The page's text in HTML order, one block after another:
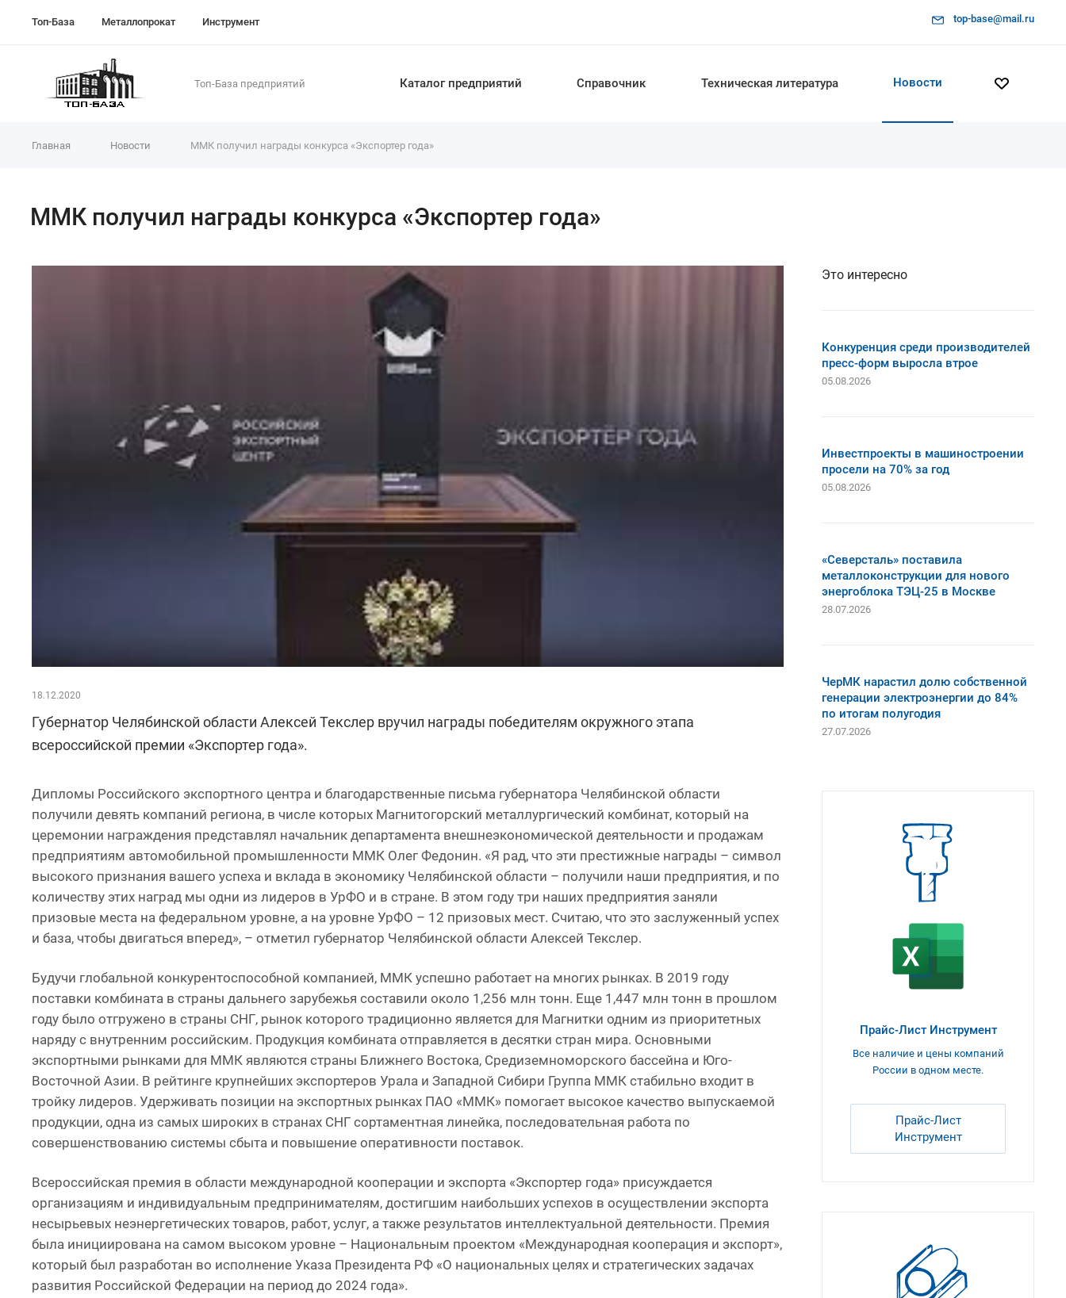
Топ-База Металлопрокат Инструмент top-base@mail.ru
Топ-База предприятий Каталог предприятий Справочник Техническая литература Новости
Главная Новости ММК получил награды конкурса «Экспортер года»
ММК получил награды конкурса «Экспортер года»
18.12.2020
Губернатор Челябинской области Алексей Текслер вручил награды победителям окружного этапа
всероссийской премии «Экспортер года».
Дипломы Российского экспортного центра и благодарственные письма губернатора Челябинской области
получили девять компаний региона, в числе которых Магнитогорский металлургический комбинат, который на
церемонии награждения представлял начальник департамента внешнеэкономической деятельности и продажам
предприятиям автомобильной промышленности ММК Олег Федонин. «Я рад, что эти престижные награды – символ
высокого признания вашего успеха и вклада в экономику Челябинской области – получили наши предприятия, и по
количеству этих наград мы одни из лидеров в УрФО и в стране. В этом году три наших предприятия заняли
призовые места на федеральном уровне, а на уровне УрФО – 12 призовых мест. Считаю, что это заслуженный успех
и база, чтобы двигаться вперед», – отметил губернатор Челябинской области Алексей Текслер.
Будучи глобальной конкурентоспособной компанией, ММК успешно работает на многих рынках. В 2019 году
поставки комбината в страны дальнего зарубежья составили около 1,256 млн тонн. Еще 1,447 млн тонн в прошлом
году было отгружено в страны СНГ, рынок которого традиционно является для Магнитки одним из приоритетных
наряду с внутренним российским. Продукция комбината отправляется в десятки стран мира. Основными
экспортными рынками для ММК являются страны Ближнего Востока, Средиземноморского бассейна и Юго-
Восточной Азии. В рейтинге крупнейших экспортеров Урала и Западной Сибири Группа ММК стабильно входит в
тройку лидеров. Удерживать позиции на экспортных рынках ПАО «ММК» помогает высокое качество выпускаемой
продукции, одна из самых широких в странах СНГ сортаментная линейка, последовательная работа по
совершенствованию системы сбыта и повышение оперативности поставок.
Всероссийская премия в области международной кооперации и экспорта «Экспортер года» присуждается
организациям и индивидуальным предпринимателям, достигшим наибольших успехов в осуществлении экспорта
несырьевых неэнергетических товаров, работ, услуг, а также результатов интеллектуальной деятельности. Премия
была инициирована на самом высоком уровне – Национальным проектом «Международная кооперация и экспорт»,
который был разработан во исполнение Указа Президента РФ «О национальных целях и стратегических задачах
развития Российской Федерации на период до 2024 года».
Это интересно
Конкуренция среди производителей
пресс-форм выросла втрое
05.08.2026
Инвестпроекты в машиностроении
просели на 70% за год
05.08.2026
«Северсталь» поставила
металлоконструкции для нового
энергоблока ТЭЦ-25 в Москве
28.07.2026
ЧерМК нарастил долю собственной
генерации электроэнергии до 84%
по итогам полугодия
27.07.2026
Прайс-Лист Инструмент
Все наличие и цены компаний
России в одном месте.
Прайс-Лист
Инструмент